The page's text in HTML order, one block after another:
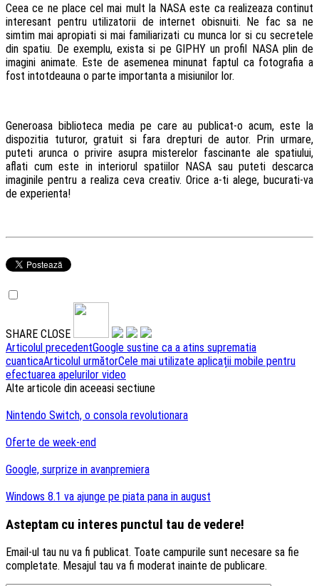
Ceea ce ne place cel mai mult la NASA este ca realizeaza continut
interesant pentru utilizatorii de internet obisnuiti. Ne fac sa ne
simtim mai apropiati si mai familiarizati cu munca lor si cu secretele
din spatiu. De exemplu, exista si pe GIPHY un profil NASA plin de
imagini animate. Este de asemenea minunat faptul ca fotografia a
fost intotdeauna o parte importanta a misiunilor lor.
Generoasa biblioteca media pe care au publicat-o acum, este la
dispozitia tuturor, gratuit si fara drepturi de autor. Prin urmare,
puteti arunca o privire asupra misterelor fascinante ale spatiului,
aflati cum este in interiorul spatiilor NASA sau puteti descarca
imaginile pentru a realiza ceva creativ. Orice a-ti alege, bucurati-va
de experienta!
SHARE CLOSE
Navigare
articole
Articolul precedentGoogle sustine ca a atins suprematia
cuanticaArticolul următorCele mai utilizate aplicații mobile pentru
efectuarea apelurilor video
Alte articole din aceeasi sectiune
Nintendo Switch, o consola revolutionara
Oferte de week-end
Google, surprize in avanpremiera
Windows 8.1 va ajunge pe piata pana in august
Asteptam cu interes punctul tau de vedere!
Email-ul tau nu va fi publicat. Toate campurile sunt necesare sa fie
completate. Mesajul tau va fi moderat inainte de publicare.